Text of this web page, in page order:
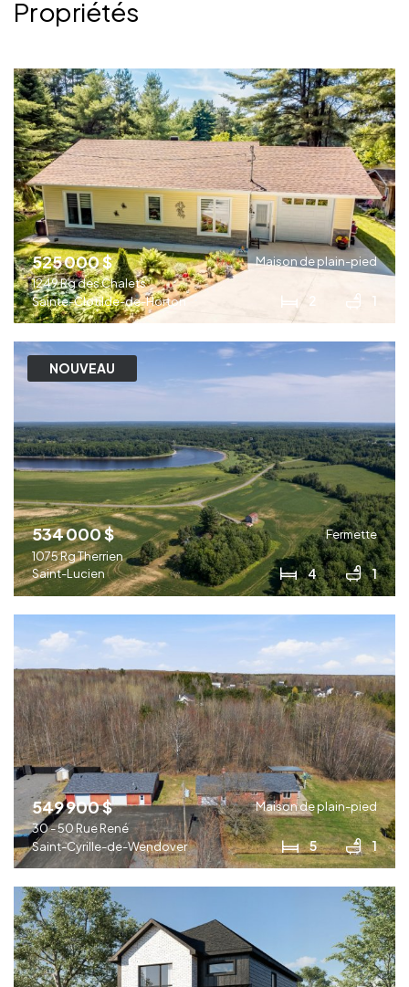
Propriétés
525 000 $
Maison de plain-pied
1249 Rg des Chalets
Sainte-Clotilde-de-Horton
2 1
NOUVEAU
534 000 $
Fermette
1075 Rg Therrien
Saint-Lucien
4 1
549 900 $
Maison de plain-pied
30 - 50 Rue René
Saint-Cyrille-de-Wendover
5 1